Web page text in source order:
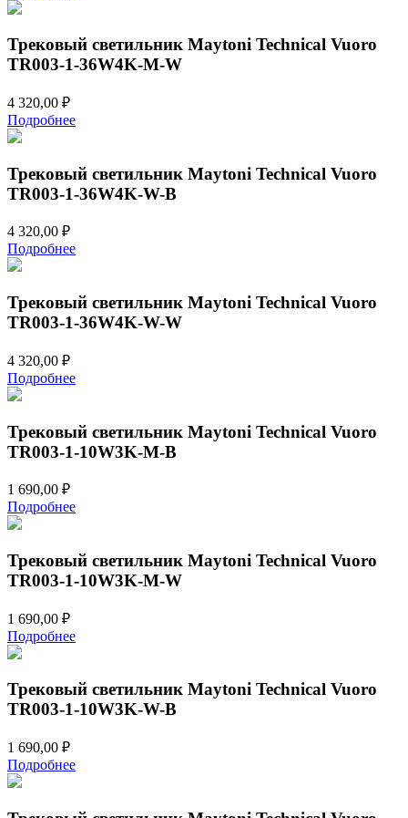
Трековый светильник Maytoni Technical Vuoro
TR003-1-36W4K-M-W
4 320,00 ₽
Подробнее
Трековый светильник Maytoni Technical Vuoro
TR003-1-36W4K-W-B
4 320,00 ₽
Подробнее
Трековый светильник Maytoni Technical Vuoro
TR003-1-36W4K-W-W
4 320,00 ₽
Подробнее
Трековый светильник Maytoni Technical Vuoro
TR003-1-10W3K-M-B
1 690,00 ₽
Подробнее
Трековый светильник Maytoni Technical Vuoro
TR003-1-10W3K-M-W
1 690,00 ₽
Подробнее
Трековый светильник Maytoni Technical Vuoro
TR003-1-10W3K-W-B
1 690,00 ₽
Подробнее